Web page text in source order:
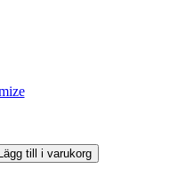
Lägg till i varukorg